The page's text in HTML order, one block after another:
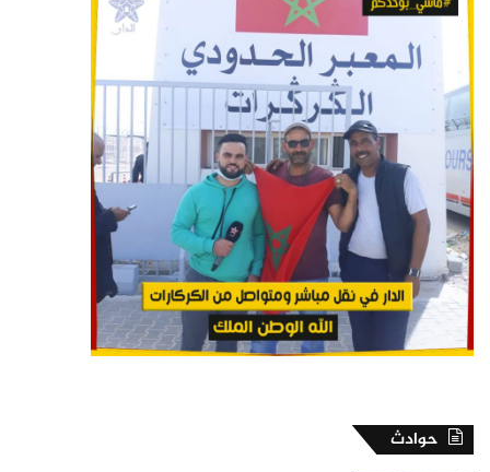
حوادث